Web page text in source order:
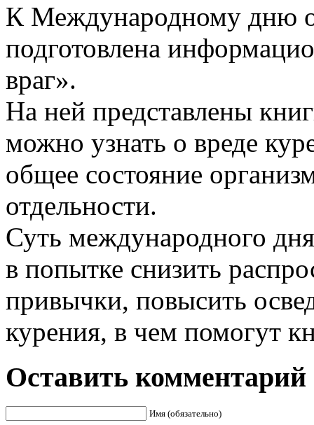
К Международному дню
подготовлена
враг».
На ней представлены
можно узнать о вреде
общее состояние
отдельности.
Суть международного
в попытке снизить
привычки, повысить
курения, в чем помогут
Оставить комментарий
Имя (обязательно)